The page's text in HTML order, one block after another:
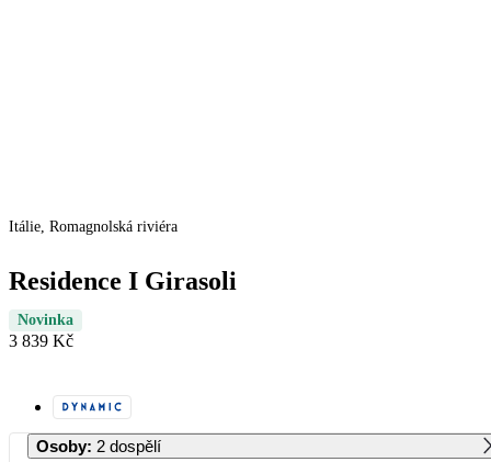
Itálie, Romagnolská riviéra
Residence I Girasoli
Novinka
3 839 Kč
Osoby: 2 dospělí